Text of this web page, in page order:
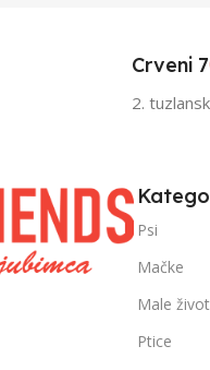
FILTRIRAJ PO
Crveni 7
2.
Psi
Mačke
Male
Ptice